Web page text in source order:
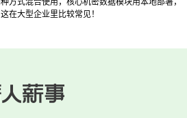
在大型企业里比较常见！